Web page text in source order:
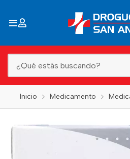
Inicio Medicamento